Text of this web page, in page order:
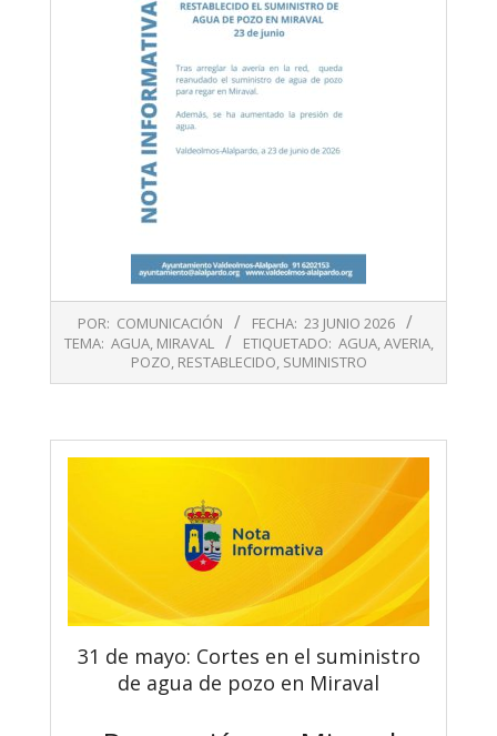
06-
POR: COMUNICACIÓN FECHA: 23 JUNIO 2026
TEMA: AGUA, MIRAVAL ETIQUETADO: AGUA,AVERIA,
POZO, RESTABLECIDO, SUMINISTRO
31 de mayo: Cortes en el suministro
de agua de pozo en Miraval